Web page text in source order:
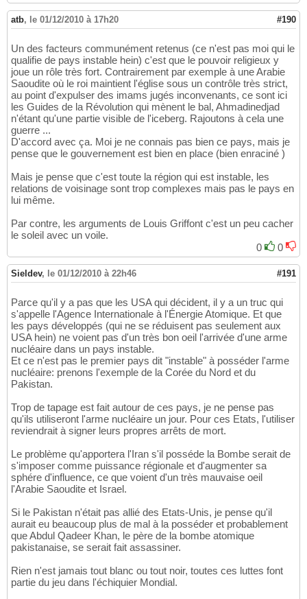
atb, le 01/12/2010 à 17h20 #190
Un des facteurs communément retenus (ce n'est pas moi qui le
qualifie de pays instable hein) c'est que le pouvoir religieux y
joue un rôle très fort. Contrairement par exemple à une Arabie
Saoudite où le roi maintient l'église sous un contrôle très strict,
au point d'expulser des imams jugés inconvenants, ce sont ici
les Guides de la Révolution qui mènent le bal, Ahmadinedjad
n'étant qu'une partie visible de l'iceberg. Rajoutons à cela une
guerre ...
D'accord avec ça. Moi je ne connais pas bien ce pays, mais je
pense que le gouvernement est bien en place (bien enraciné )
Mais je pense que c'est toute la région qui est instable, les
relations de voisinage sont trop complexes mais pas le pays en
lui même.
Par contre, les arguments de Louis Griffont c'est un peu cacher
le soleil avec un voile.
0
0
Sieldev, le 01/12/2010 à 22h46 #191
Parce qu'il y a pas que les USA qui décident, il y a un truc qui
s'appelle l'Agence Internationale à l'Énergie Atomique. Et que
les pays développés (qui ne se réduisent pas seulement aux
USA hein) ne voient pas d'un très bon oeil l'arrivée d'une arme
nucléaire dans un pays instable.
Et ce n'est pas le premier pays dit "instable" à posséder l'arme
nucléaire: prenons l'exemple de la Corée du Nord et du
Pakistan.
Trop de tapage est fait autour de ces pays, je ne pense pas
qu'ils utiliseront l'arme nucléaire un jour. Pour ces Etats, l'utiliser
reviendrait à signer leurs propres arrêts de mort.
Le problème qu'apportera l'Iran s'il posséde la Bombe serait de
s'imposer comme puissance régionale et d'augmenter sa
sphére d'influence, ce que voient d'un très mauvaise oeil
l'Arabie Saoudite et Israel.
Si le Pakistan n'était pas allié des Etats-Unis, je pense qu'il
aurait eu beaucoup plus de mal à la posséder et probablement
que Abdul Qadeer Khan, le père de la bombe atomique
pakistanaise, se serait fait assassiner.
Rien n'est jamais tout blanc ou tout noir, toutes ces luttes font
partie du jeu dans l'échiquier Mondial.